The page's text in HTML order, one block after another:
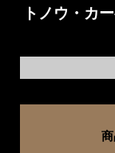
トノウ・カ